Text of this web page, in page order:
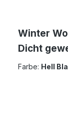
Winter
Dicht
Jacke
Farbe: Hell